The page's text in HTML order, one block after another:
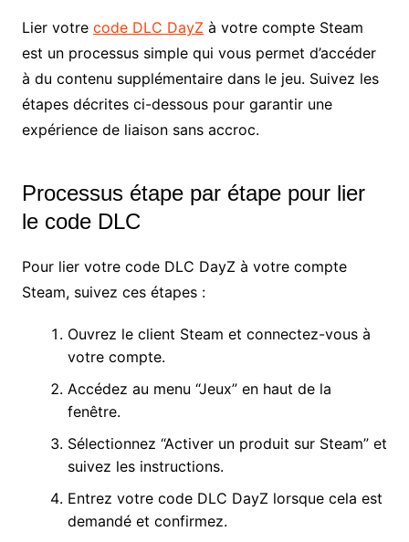
Lier votre code DLC DayZ à votre compte Steam
est un processus simple qui vous permet d’accéder
à du contenu supplémentaire dans le jeu. Suivez les
étapes décrites ci-dessous pour garantir une
expérience de liaison sans accroc.
Processus étape par étape pour lier
le code DLC
Pour lier votre code DLC DayZ à votre compte
Steam, suivez ces étapes :
Ouvrez le client Steam et connectez-vous à
votre compte.
Accédez au menu “Jeux” en haut de la
fenêtre.
Sélectionnez “Activer un produit sur Steam” et
suivez les instructions.
Entrez votre code DLC DayZ lorsque cela est
demandé et confirmez.